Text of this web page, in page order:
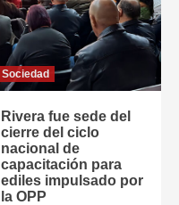
Sociedad
Rivera fue sede del
cierre del ciclo
nacional de
capacitación para
ediles impulsado por
la OPP